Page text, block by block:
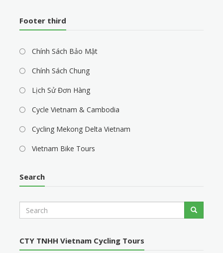
Footer third
Chính Sách Bảo Mật
Chính Sách Chung
Lịch Sử Đơn Hàng
Cycle Vietnam & Cambodia
Cycling Mekong Delta Vietnam
Vietnam Bike Tours
Search
e
c
Search
CTY TNHH Vietnam Cycling Tours